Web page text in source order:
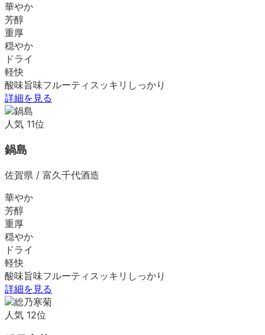
華やか
芳醇
重厚
穏やか
ドライ
軽快
酸味旨味フルーティ スッキリ しっかり
詳細を見る
人気 11位
鍋島
佐賀県 / 富久千代酒造
華やか
芳醇
重厚
穏やか
ドライ
軽快
酸味旨味フルーティ スッキリ しっかり
詳細を見る
人気 12位